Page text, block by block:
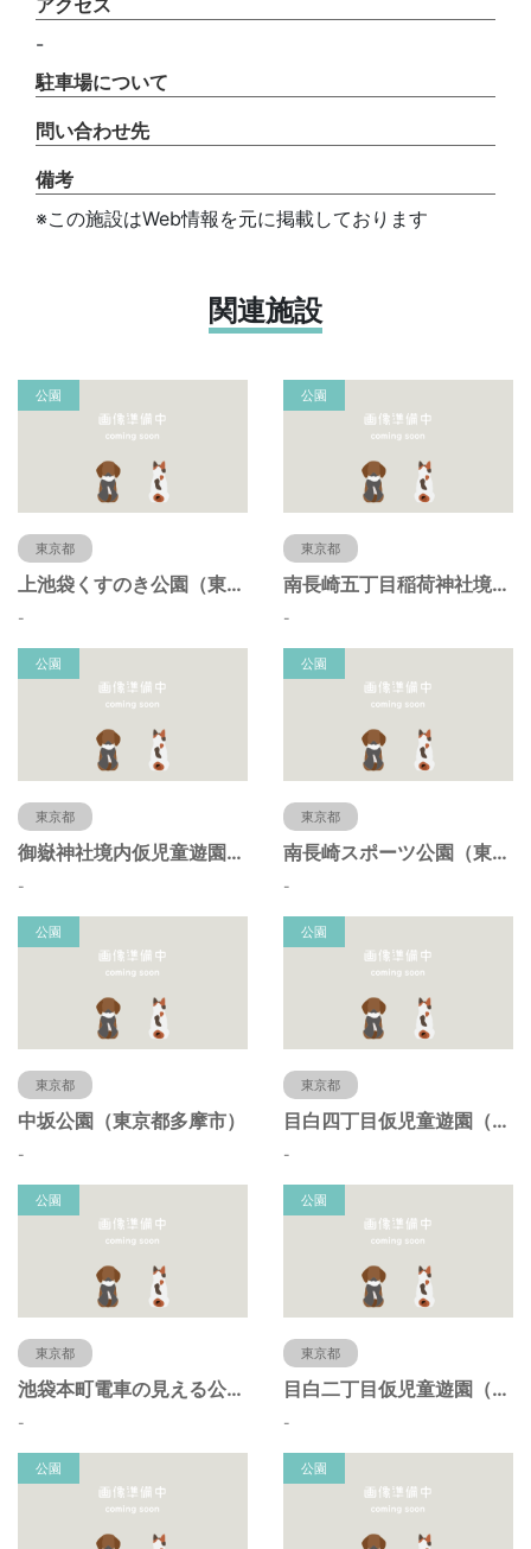
アクセス
-
駐車場について
問い合わせ先
備考
※この施設はWeb情報を元に掲載しております
関連施設
公園
東京都
上池袋くすのき公園（東京都豊島区）
-
公園
東京都
南長崎五丁目稲荷神社境内仮児童遊園（東京都豊島区）
-
公園
東京都
御嶽神社境内仮児童遊園（東京都豊島区）
-
公園
東京都
南長崎スポーツ公園（東京都豊島区）
-
公園
東京都
中坂公園（東京都多摩市）
-
公園
東京都
目白四丁目仮児童遊園（東京都豊島区）
-
公園
東京都
池袋本町電車の見える公園（東京都豊島区）
-
公園
東京都
目白二丁目仮児童遊園（東京都豊島区）
-
公園 公園